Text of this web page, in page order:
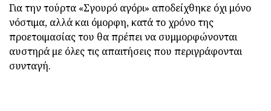
Για την τούρτα «Σγουρό αγόρι» αποδείχθηκε όχι μόνο
νόστιμα, αλλά και όμορφη, κατά το χρόνο της
προετοιμασίας του θα πρέπει να συμμορφώνονται
αυστηρά με όλες τις απαιτήσεις που περιγράφονται
συνταγή.